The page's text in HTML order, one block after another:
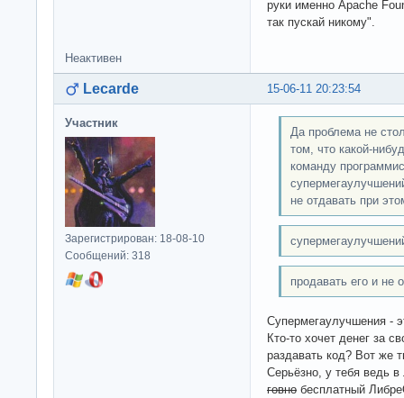
руки именно Apache
так пускай никому".
Неактивен
15-06-11 20:23:54
Lecarde
Участник
Зарегистрирован: 18-08-10
Сообщений: 318
Да проблема не
том, что какой-
команду
не отдавать при
продавать его и не
Супермегаулучшения -
Кто-то хочет денег за
раздавать код? Вот же
Серьёзно, у тебя ведь
говно бесплатный